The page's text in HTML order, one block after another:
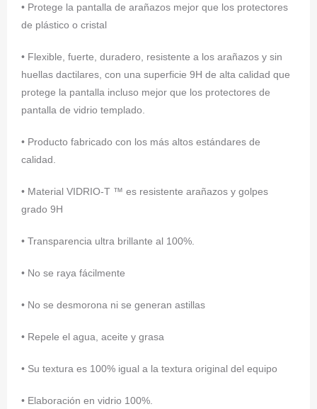
• Protege la pantalla de arañazos mejor que los protectores
de plástico o cristal
• Flexible, fuerte, duradero, resistente a los arañazos y sin
huellas dactilares, con una superficie 9H de alta calidad que
protege la pantalla incluso mejor que los protectores de
pantalla de vidrio templado.
• Producto fabricado con los más altos estándares de
calidad.
• Material VIDRIO-T ™ es resistente arañazos y golpes
grado 9H
• Transparencia ultra brillante al 100%.
• No se raya fácilmente
• No se desmorona ni se generan astillas
• Repele el agua, aceite y grasa
• Su textura es 100% igual a la textura original del equipo
• Elaboración en vidrio 100%.